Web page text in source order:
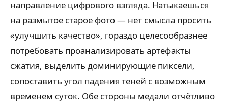
направление цифрового взгляда. Натыкаешься
на размытое старое фото — нет смысла просить
«улучшить качество», гораздо целесообразнее
потребовать проанализировать артефакты
сжатия, выделить доминирующие пиксели,
сопоставить угол падения теней с возможным
временем суток. Обе стороны медали отчётливо